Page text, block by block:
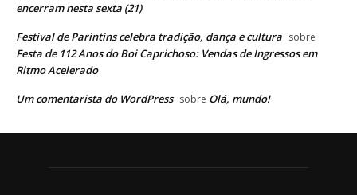
encerram nesta sexta (21)
Festival de Parintins celebra tradição, dança e cultura sobre
Festa de 112 Anos do Boi Caprichoso: Vendas de Ingressos em
Ritmo Acelerado
Um comentarista do WordPress sobre Olá, mundo!